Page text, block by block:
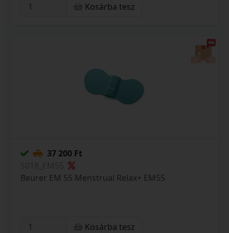
Kosárba tesz
37 200 Ft
Beurer EM 55 Menstrual Relax+ EM55
Kosárba tesz